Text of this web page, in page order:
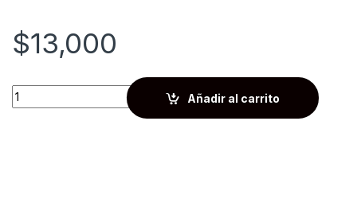
$13,000
Quantity
Añadir al carrito